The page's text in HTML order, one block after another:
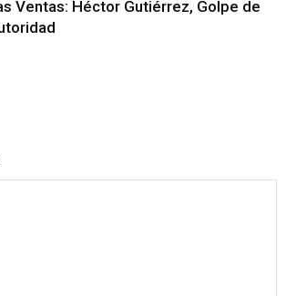
Ventas: Héctor Gutiérrez, Golpe de